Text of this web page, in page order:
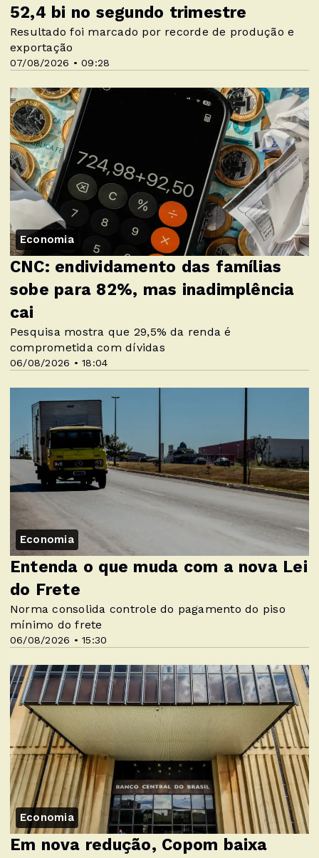
07/08/2026 • 09:28
52,4 bi no segundo trimestre
Resultado foi marcado por recorde de produção e
exportação
Economia
06/08/2026 • 18:04
CNC: endividamento das famílias
sobe para 82%, mas inadimplência
cai
Pesquisa mostra que 29,5% da renda é
comprometida com dívidas
Economia
06/08/2026 • 15:30
Entenda o que muda com a nova Lei
do Frete
Norma consolida controle do pagamento do piso
mínimo do frete
Economia
Em nova redução, Copom baixa